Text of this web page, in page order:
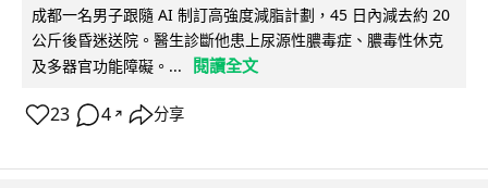
成都一名男子跟隨 AI 制訂高強度減脂計劃，45 日內減去約 20
公斤後昏迷送院。醫生診斷他患上尿源性膿毒症、膿毒性休克
及多器官功能障礙。...
閱讀全文
23 4 ↗ 分享